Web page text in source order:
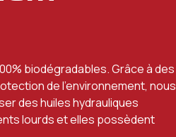
biodégradables. Grâce à des
de l’environnement, nous
des huiles hydrauliques
lourds et elles possèdent